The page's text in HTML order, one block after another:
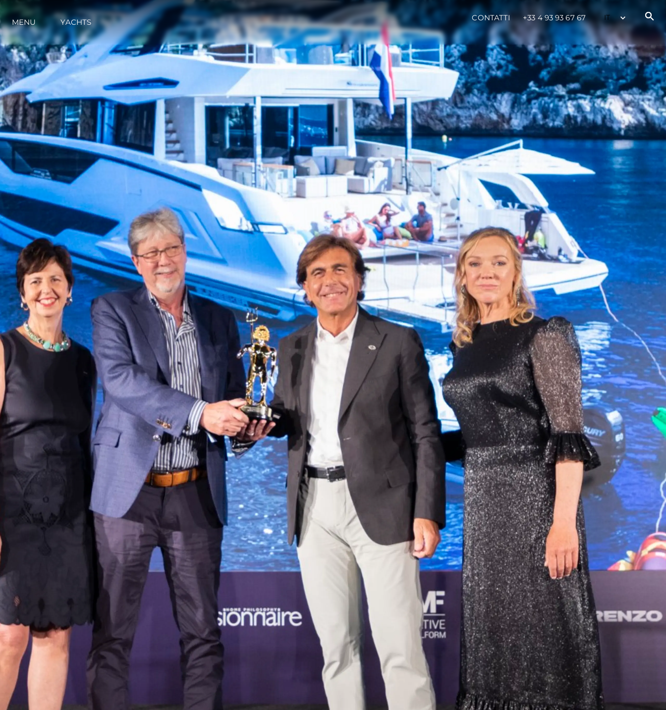
MENU YACHTS CONTATTI +33 4 93 93 67 67